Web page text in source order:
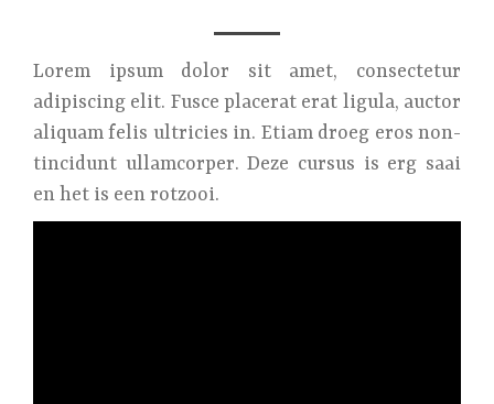
Lorem ipsum dolor sit amet, consectetur
adipiscing elit. Fusce placerat erat ligula, auctor
aliquam felis ultricies in. Etiam droeg eros non-
tincidunt ullamcorper. Deze cursus is erg saai
en het is een rotzooi.